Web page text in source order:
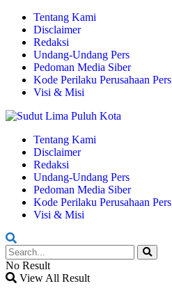
Tentang Kami
Disclaimer
Redaksi
Undang-Undang Pers
Pedoman Media Siber
Kode Perilaku Perusahaan Pers
Visi & Misi
Tentang Kami
Disclaimer
Redaksi
Undang-Undang Pers
Pedoman Media Siber
Kode Perilaku Perusahaan Pers
Visi & Misi
No Result
View All Result